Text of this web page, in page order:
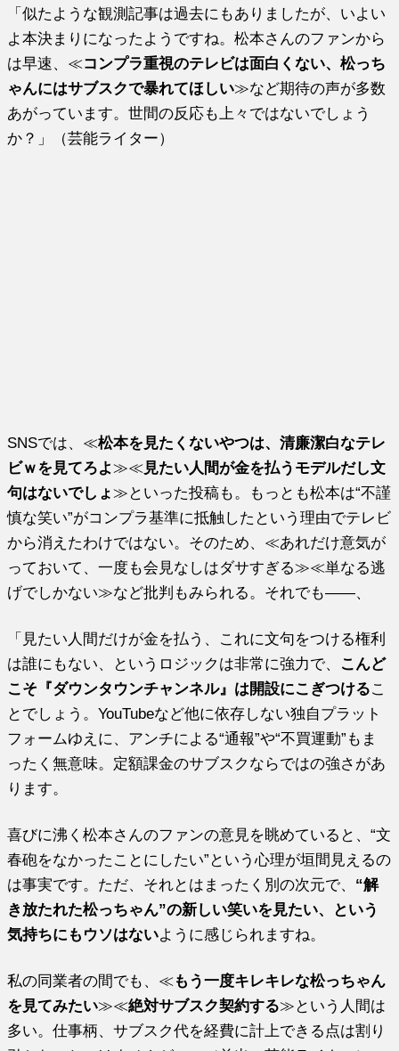
「似たような観測記事は過去にもありましたが、いよい
よ本決まりになったようですね。松本さんのファンから
は早速、≪コンプラ重視のテレビは面白くない、松っち
ゃんにはサブスクで暴れてほしい≫など期待の声が多数
あがっています。世間の反応も上々ではないでしょう
か？」（芸能ライター）
SNSでは、≪松本を見たくないやつは、清廉潔白なテレ
ビｗを見てろよ≫≪見たい人間が金を払うモデルだし文
句はないでしょ≫といった投稿も。もっとも松本は“不謹
慎な笑い”がコンプラ基準に抵触したという理由でテレビ
から消えたわけではない。そのため、≪あれだけ意気が
っておいて、一度も会見なしはダサすぎる≫≪単なる逃
げでしかない≫など批判もみられる。それでも――、
「見たい人間だけが金を払う、これに文句をつける権利
は誰にもない、というロジックは非常に強力で、 こんど
こそ『ダウンタウンチャンネル』は開設にこぎつけるこ
とでしょう。YouTubeなど他に依存しない独自プラット
フォームゆえに、アンチによる“通報”や“不買運動”もま
ったく無意味。定額課金のサブスクならではの強さがあ
ります。
喜びに沸く松本さんのファンの意見を眺めていると、“文
春砲をなかったことにしたい”という心理が垣間見えるの
は事実です。ただ、それとはまったく別の次元で、 “解
き放たれた松っちゃん”の新しい笑いを見たい、という
気持ちにもウソはないように感じられますね。
私の同業者の間でも、≪もう一度キレキレな松っちゃん
を見てみたい≫≪絶対サブスク契約する≫という人間は
多い。仕事柄、サブスク代を経費に計上できる点は割り